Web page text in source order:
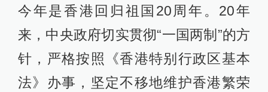
今年是香港回归祖国20周年。20年
来，中央政府切实贯彻“一国两制”的方
针，严格按照《香港特别行政区基本
法》办事，坚定不移地维护香港繁荣